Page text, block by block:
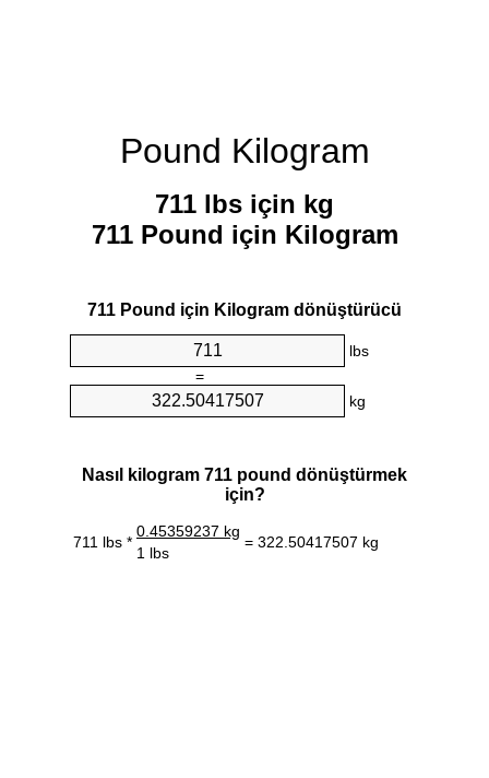
Pound Kilogram
711 lbs için kg
711 Pound için Kilogram
711 Pound için Kilogram dönüştürücü
lbs
=
kg
Nasıl kilogram 711 pound dönüştürmek
için?
711 lbs *
0.45359237 kg
= 322.50417507 kg
1 lbs